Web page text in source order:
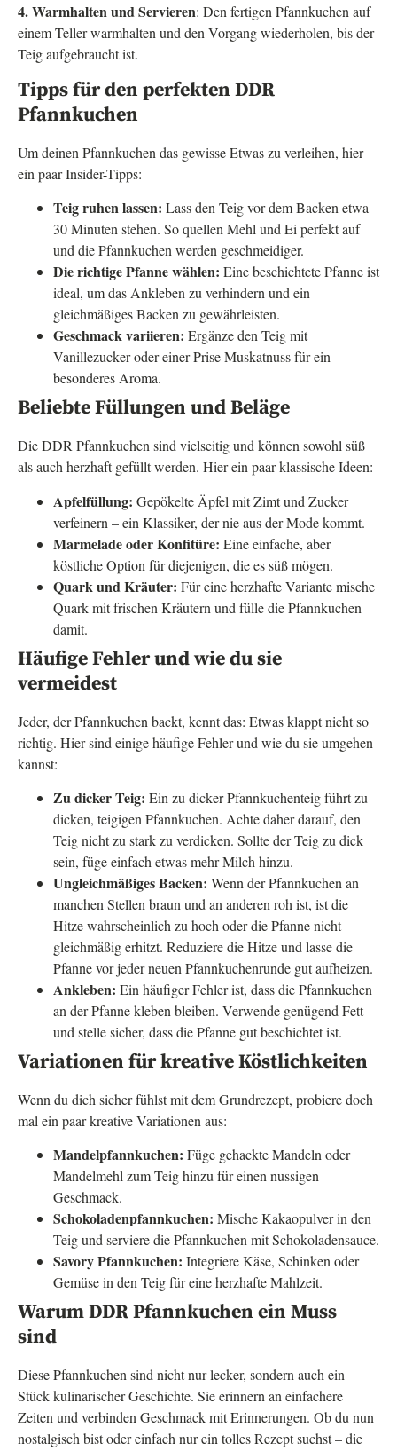
4. Warmhalten und Servieren: Den fertigen Pfannkuchen auf
einem Teller warmhalten und den Vorgang wiederholen, bis der
Teig aufgebraucht ist.
Tipps für den perfekten DDR
Pfannkuchen
Um deinen Pfannkuchen das gewisse Etwas zu verleihen, hier
ein paar Insider-Tipps:
Teig ruhen lassen: Lass den Teig vor dem Backen etwa
30 Minuten stehen. So quellen Mehl und Ei perfekt auf
und die Pfannkuchen werden geschmeidiger.
Die richtige Pfanne wählen: Eine beschichtete Pfanne ist
ideal, um das Ankleben zu verhindern und ein
gleichmäßiges Backen zu gewährleisten.
Geschmack variieren: Ergänze den Teig mit
Vanillezucker oder einer Prise Muskatnuss für ein
besonderes Aroma.
Beliebte Füllungen und Beläge
Die DDR Pfannkuchen sind vielseitig und können sowohl süß
als auch herzhaft gefüllt werden. Hier ein paar klassische Ideen:
Apfelfüllung: Gepökelte Äpfel mit Zimt und Zucker
verfeinern – ein Klassiker, der nie aus der Mode kommt.
Marmelade oder Konfitüre: Eine einfache, aber
köstliche Option für diejenigen, die es süß mögen.
Quark und Kräuter: Für eine herzhafte Variante mische
Quark mit frischen Kräutern und fülle die Pfannkuchen
damit.
Häufige Fehler und wie du sie
vermeidest
Jeder, der Pfannkuchen backt, kennt das: Etwas klappt nicht so
richtig. Hier sind einige häufige Fehler und wie du sie umgehen
kannst:
Zu dicker Teig: Ein zu dicker Pfannkuchenteig führt zu
dicken, teigigen Pfannkuchen. Achte daher darauf, den
Teig nicht zu stark zu verdicken. Sollte der Teig zu dick
sein, füge einfach etwas mehr Milch hinzu.
Ungleichmäßiges Backen: Wenn der Pfannkuchen an
manchen Stellen braun und an anderen roh ist, ist die
Hitze wahrscheinlich zu hoch oder die Pfanne nicht
gleichmäßig erhitzt. Reduziere die Hitze und lasse die
Pfanne vor jeder neuen Pfannkuchenrunde gut aufheizen.
Ankleben: Ein häufiger Fehler ist, dass die Pfannkuchen
an der Pfanne kleben bleiben. Verwende genügend Fett
und stelle sicher, dass die Pfanne gut beschichtet ist.
Variationen für kreative Köstlichkeiten
Wenn du dich sicher fühlst mit dem Grundrezept, probiere doch
mal ein paar kreative Variationen aus:
Mandelpfannkuchen: Füge gehackte Mandeln oder
Mandelmehl zum Teig hinzu für einen nussigen
Geschmack.
Schokoladenpfannkuchen: Mische Kakaopulver in den
Teig und serviere die Pfannkuchen mit Schokoladensauce.
Savory Pfannkuchen: Integriere Käse, Schinken oder
Gemüse in den Teig für eine herzhafte Mahlzeit.
Warum DDR Pfannkuchen ein Muss
sind
Diese Pfannkuchen sind nicht nur lecker, sondern auch ein
Stück kulinarischer Geschichte. Sie erinnern an einfachere
Zeiten und verbinden Geschmack mit Erinnerungen. Ob du nun
nostalgisch bist oder einfach nur ein tolles Rezept suchst – die